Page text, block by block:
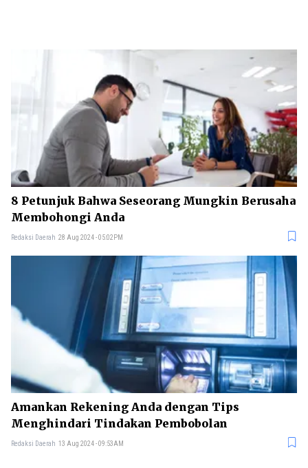
8 Petunjuk Bahwa Seseorang Mungkin Berusaha
Membohongi Anda
Redaksi Daerah 28 Aug 2024 - 05:02PM
Amankan Rekening Anda dengan Tips
Menghindari Tindakan Pembobolan
Redaksi Daerah 13 Aug 2024 - 09:53AM